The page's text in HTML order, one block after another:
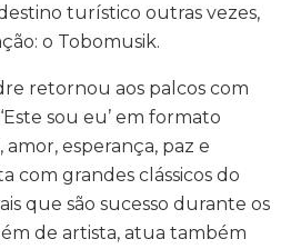
turístico outras vezes,
o Tobomusik.
retornou aos palcos com
sou eu’ em formato
esperança, paz e
com grandes clássicos do
que são sucesso durante os
de artista, atua também